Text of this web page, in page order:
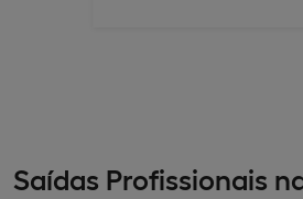
Saídas Profissionais